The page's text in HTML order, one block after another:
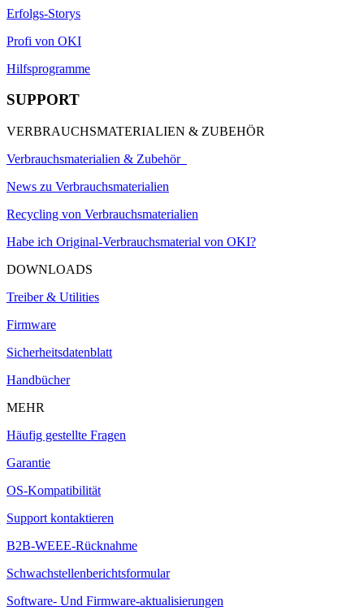
Erfolgs-Storys
Profi von OKI
Hilfsprogramme
SUPPORT
VERBRAUCHSMATERIALIEN & ZUBEHÖR
Verbrauchsmaterialien & Zubehör
News zu Verbrauchsmaterialien
Recycling von Verbrauchsmaterialien
Habe ich Original-Verbrauchsmaterial von OKI?
DOWNLOADS
Treiber & Utilities
Firmware
Sicherheitsdatenblatt
Handbücher
MEHR
Häufig gestellte Fragen
Garantie
OS-Kompatibilität
Support kontaktieren
B2B-WEEE-Rücknahme
Schwachstellenberichtsformular
Software- Und Firmware-aktualisierungen